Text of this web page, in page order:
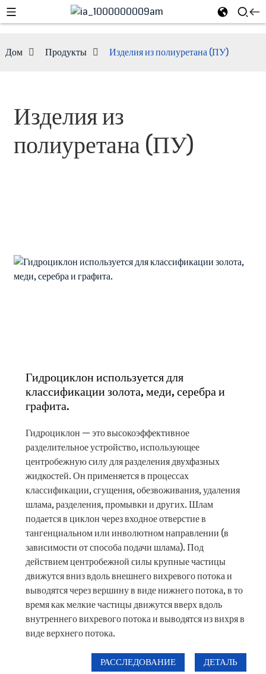
Дом Продукты Изделия из полиуретана (ПУ)
Изделия из
полиуретана (ПУ)
Гидроциклон используется для
классификации золота, меди, серебра и
графита.
Гидроциклон — это высокоэффективное
разделительное устройство, использующее
центробежную силу для разделения двухфазных
жидкостей. Он применяется в процессах
классификации, сгущения, обезвоживания, удаления
шлама, разделения, промывки и других. Шлам
подается в циклон через входное отверстие в
тангенциальном или инволютном направлении (в
зависимости от способа подачи шлама). Под
действием центробежной силы крупные частицы
движутся вниз вдоль внешнего вихревого потока и
выводятся через вершину в виде нижнего потока, в то
время как мелкие частицы движутся вверх вдоль
внутреннего вихревого потока и выводятся из вихря в
виде верхнего потока.
РАССЛЕДОВАНИЕ ДЕТАЛЬ